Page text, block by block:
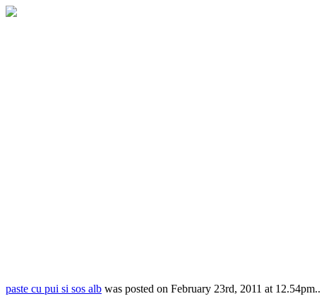
paste cu pui si sos alb was posted on February 23rd, 2011 at 12.54pm..